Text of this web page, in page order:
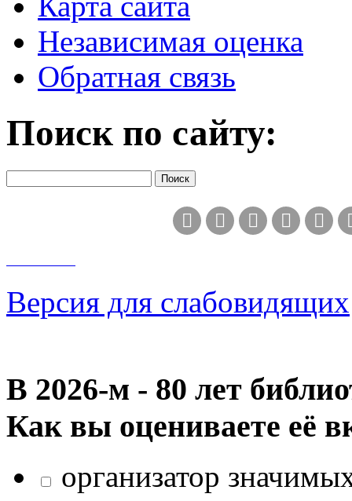
Независимая оценка
Обратная связь
Поиск по сайту:
Версия для слабовидящих
В 2026‑м - 80 лет
Как вы оцениваете её
организатор